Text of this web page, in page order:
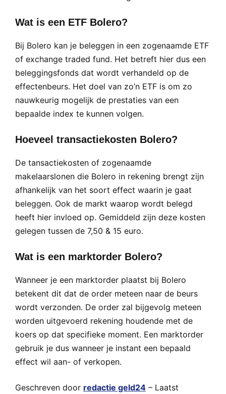
Wat is een ETF Bolero?
Bij Bolero kan je beleggen in een zogenaamde ETF
of exchange traded fund. Het betreft hier dus een
beleggingsfonds dat wordt verhandeld op de
effectenbeurs. Het doel van zo’n ETF is om zo
nauwkeurig mogelijk de prestaties van een
bepaalde index te kunnen volgen.
Hoeveel transactiekosten Bolero?
De tansactiekosten of zogenaamde
makelaarslonen die Bolero in rekening brengt zijn
afhankelijk van het soort effect waarin je gaat
beleggen. Ook de markt waarop wordt belegd
heeft hier invloed op. Gemiddeld zijn deze kosten
gelegen tussen de 7,50 & 15 euro.
Wat is een marktorder Bolero?
Wanneer je een marktorder plaatst bij Bolero
betekent dit dat de order meteen naar de beurs
wordt verzonden. De order zal bijgevolg meteen
worden uitgevoerd rekening houdende met de
koers op dat specifieke moment. Een marktorder
gebruik je dus wanneer je instant een bepaald
effect wil aan- of verkopen.
Geschreven door redactie geld24 – Laatst